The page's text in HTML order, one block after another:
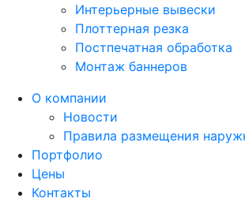
Интерьерные вывески
Плоттерная резка
Постпечатная обработка
Монтаж баннеров
О компании
Новости
Правила размещения
Портфолио
Цены
Контакты